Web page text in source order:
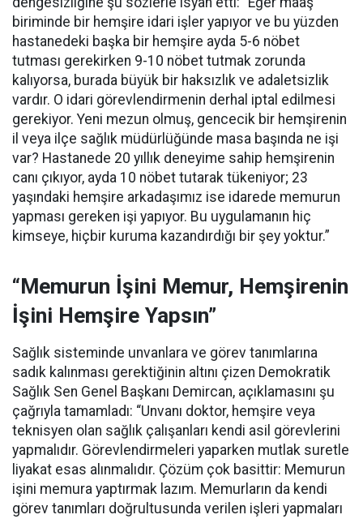
biriminde bir hemşire idari işler yapıyor ve bu yüzden
hastanedeki başka bir hemşire ayda 5-6 nöbet
tutması gerekirken 9-10 nöbet tutmak zorunda
kalıyorsa, burada büyük bir haksızlık ve adaletsizlik
vardır. O idari görevlendirmenin derhal iptal edilmesi
gerekiyor. Yeni mezun olmuş, gencecik bir hemşirenin
il veya ilçe sağlık müdürlüğünde masa başında ne işi
var? Hastanede 20 yıllık deneyime sahip hemşirenin
canı çıkıyor, ayda 10 nöbet tutarak tükeniyor; 23
yaşındaki hemşire arkadaşımız ise idarede memurun
yapması gereken işi yapıyor. Bu uygulamanın hiç
kimseye, hiçbir kuruma kazandırdığı bir şey yoktur.”
“Memurun İşini Memur, Hemşirenin
İşini Hemşire Yapsın”
Sağlık sisteminde unvanlara ve görev tanımlarına
sadık kalınması gerektiğinin altını çizen Demokratik
Sağlık Sen Genel Başkanı Demircan, açıklamasını şu
çağrıyla tamamladı: “Unvanı doktor, hemşire veya
teknisyen olan sağlık çalışanları kendi asil görevlerini
yapmalıdır. Görevlendirmeleri yaparken mutlak suretle
liyakat esas alınmalıdır. Çözüm çok basittir: Memurun
işini memura yaptırmak lazım. Memurların da kendi
görev tanımları doğrultusunda verilen işleri yapmaları